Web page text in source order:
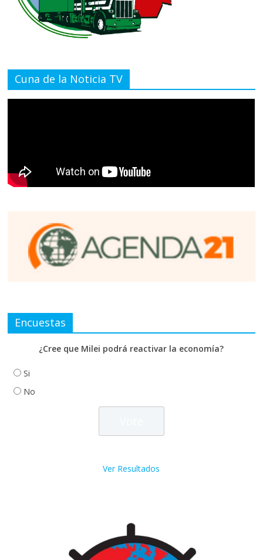
Cuna de la Noticia TV
Encuestas
¿Cree que Milei podrá reactivar la economía?
Si
No
Ver Resultados